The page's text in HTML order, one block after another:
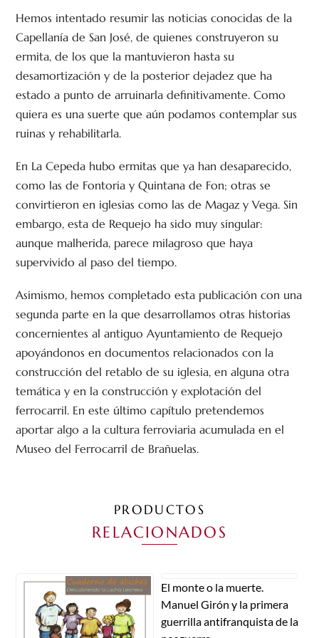
Hemos intentado resumir las noticias conocidas de la
Capellanía de San José, de quienes construyeron su
ermita, de los que la mantuvieron hasta su
desamortización y de la posterior dejadez que ha
estado a punto de arruinarla definitivamente. Como
quiera es una suerte que aún podamos contemplar sus
ruinas y rehabilitarla.
En La Cepeda hubo ermitas que ya han desaparecido,
como las de Fontoria y Quintana de Fon; otras se
convirtieron en iglesias como las de Magaz y Vega. Sin
embargo, esta de Requejo ha sido muy singular:
aunque malherida, parece milagroso que haya
supervivido al paso del tiempo.
Asimismo, hemos completado esta publicación con una
segunda parte en la que desarrollamos otras historias
concernientes al antiguo Ayuntamiento de Requejo
apoyándonos en documentos relacionados con la
construcción del retablo de su iglesia, en alguna otra
temática y en la construcción y explotación del
ferrocarril. En este último capítulo pretendemos
aportar algo a la cultura ferroviaria acumulada en el
Museo del Ferrocarril de Brañuelas.
PRODUCTOS
RELACIONADOS
El monte o la muerte.
Manuel Girón y la primera
guerrilla antifranquista de la